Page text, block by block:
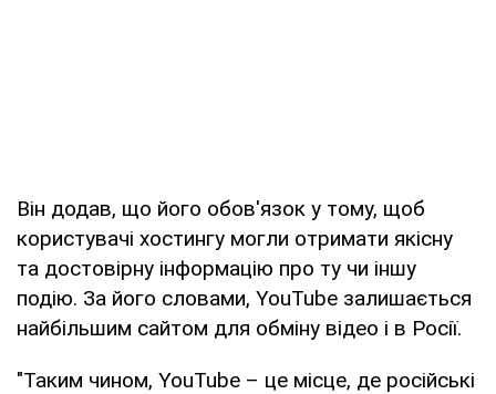
Він додав, що його обов'язок у тому, щоб
користувачі хостингу могли отримати якісну
та достовірну інформацію про ту чи іншу
подію. За його словами, YouTube залишається
найбільшим сайтом для обміну відео і в Росії.
"Таким чином, YouTube – це місце, де російські